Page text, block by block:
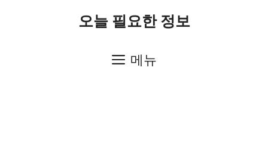
오늘 필요한 정보
메뉴